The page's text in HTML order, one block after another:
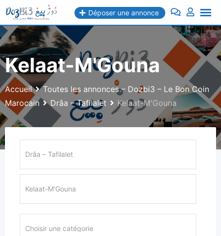
Aller
contenu
Déposer une annonce
Kelaat-M'Gouna
Accueil
Toutes les annonces – Dozbi3 – Le Bon Coin
Marocain
Drâa – Tafilalet Kelaat-M'Gouna